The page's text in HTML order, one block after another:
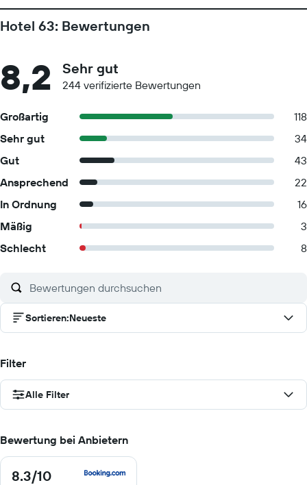
Hotel 63: Bewertungen
8,2 Sehr gut
244 verifizierte Bewertungen
Großartig
118
Sehr gut
34
Gut
43
Ansprechend
22
In Ordnung
16
Mäßig
3
Schlecht
8
Sortieren:Neueste
Filter
Alle Filter
Bewertung bei Anbietern
8.3/10
8.3